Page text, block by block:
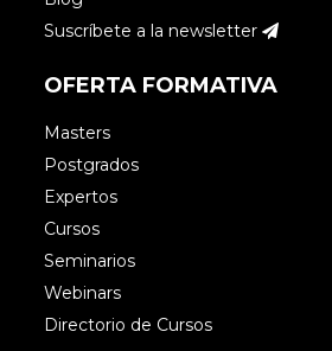
Suscríbete a la newsletter
OFERTA FORMATIVA
Masters
Postgrados
Expertos
Cursos
Seminarios
Webinars
Directorio de Cursos